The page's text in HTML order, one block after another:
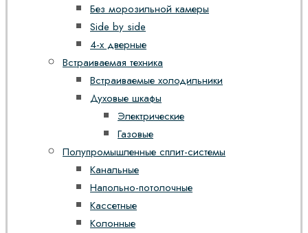
Без морозильной камеры
Side by side
4-х дверные
Встраиваемая техника
Встраиваемые холодильники
Духовые шкафы
Электрические
Газовые
Полупромышленные сплит-системы
Канальные
Напольно-потолочные
Кассетные
Колонные